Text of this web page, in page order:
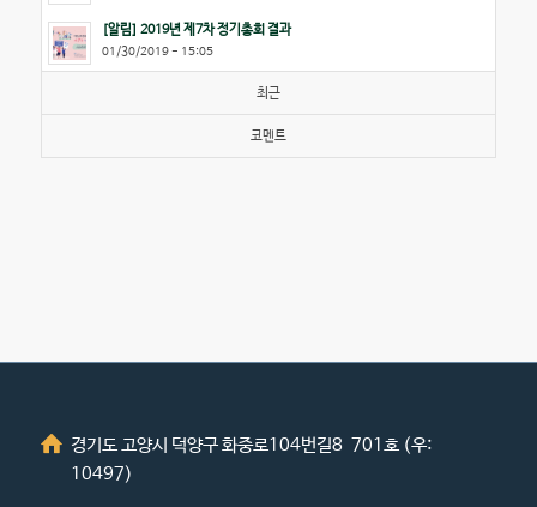
[알림] 2019년 제7차 정기총회 결과
01/30/2019 - 15:05
최근
코멘트
경기도 고양시 덕양구 화중로104번길8 701호 (우:
10497)